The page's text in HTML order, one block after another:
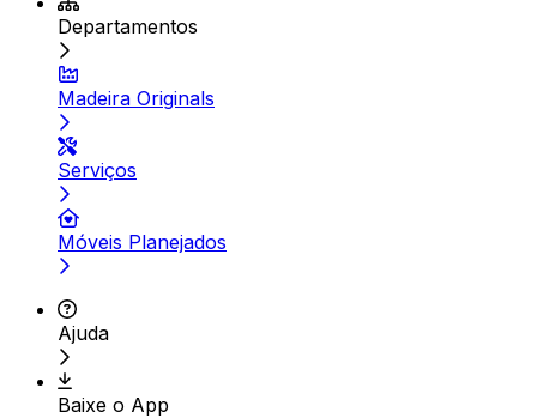
Departamentos
Madeira Originals
Serviços
Móveis Planejados
Ajuda
Baixe o App